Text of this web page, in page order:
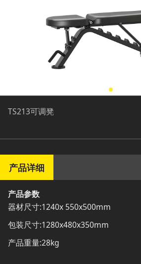
TS213可调凳
产品详细
产品参数
器材尺寸:1240x 550x500mm
包装尺寸:1280x480x350mm
产品重量:28kg